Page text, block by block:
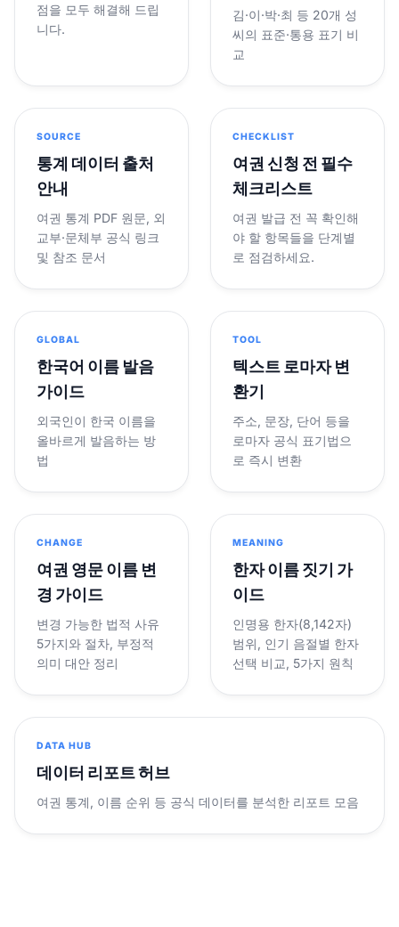
점을 모두 해결해 드립
니다.
김·이·박·최 등 20개 성
씨의 표준·통용 표기 비
교
SOURCE
통계 데이터 출처
안내
여권 통계 PDF 원문, 외
교부·문체부 공식 링크
및 참조 문서
CHECKLIST
여권 신청 전 필수
체크리스트
여권 발급 전 꼭 확인해
야 할 항목들을 단계별
로 점검하세요.
GLOBAL
한국어 이름 발음
가이드
외국인이 한국 이름을
올바르게 발음하는 방
법
TOOL
텍스트 로마자 변
환기
주소, 문장, 단어 등을
로마자 공식 표기법으
로 즉시 변환
CHANGE
여권 영문 이름 변
경 가이드
변경 가능한 법적 사유
5가지와 절차, 부정적
의미 대안 정리
MEANING
한자 이름 짓기 가
이드
인명용 한자(8,142자)
범위, 인기 음절별 한자
선택 비교, 5가지 원칙
DATA HUB
데이터 리포트 허브
여권 통계, 이름 순위 등 공식 데이터를 분석한 리포트 모음